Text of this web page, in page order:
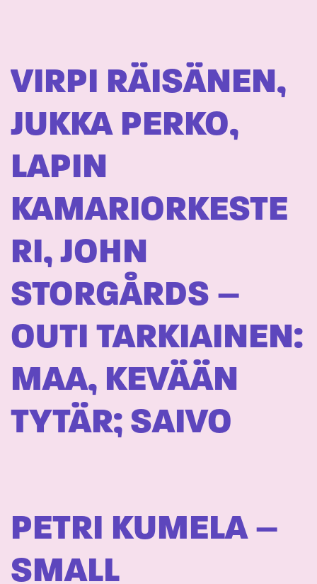
VIRPI RÄISÄNEN,
JUKKA PERKO,
LAPIN
KAMARIORKESTE
RI, JOHN
STORGÅRDS –
OUTI TARKIAINEN:
MAA, KEVÄÄN
TYTÄR; SAIVO
PETRI KUMELA –
SMALL